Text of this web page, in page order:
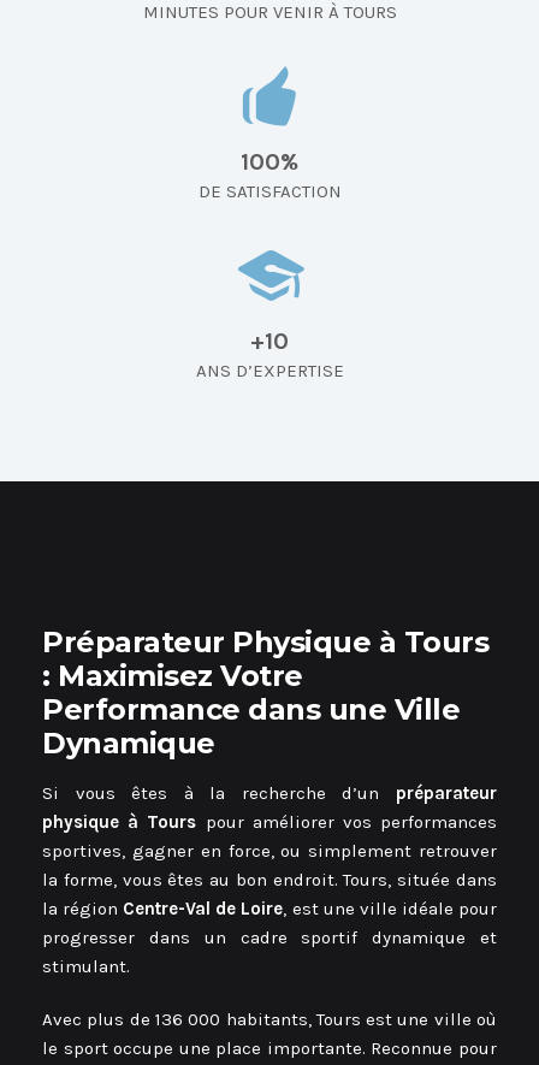
MINUTES POUR VENIR À TOURS
100%
DE SATISFACTION
+10
ANS D’EXPERTISE
Préparateur Physique à Tours
: Maximisez Votre
Performance dans une Ville
Dynamique
Si vous êtes à la recherche d’un préparateur
physique à Tours pour améliorer vos performances
sportives, gagner en force, ou simplement retrouver
la forme, vous êtes au bon endroit. Tours, située dans
la région Centre-Val de Loire, est une ville idéale pour
progresser dans un cadre sportif dynamique et
stimulant.
Avec plus de 136 000 habitants, Tours est une ville où
le sport occupe une place importante. Reconnue pour